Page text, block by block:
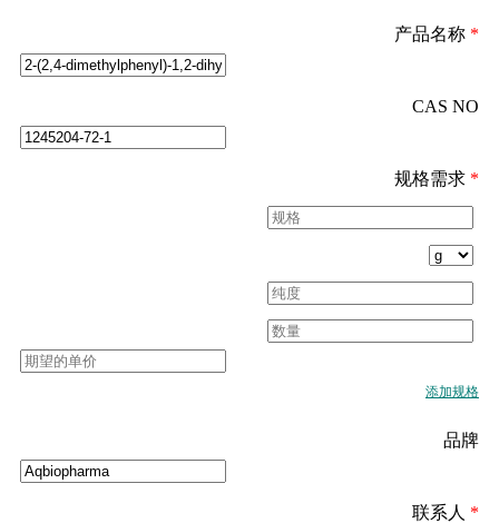
产品名称 *
CAS NO
规格需求 *
添加规格
品牌
联系人 *